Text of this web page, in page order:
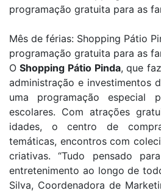
programação gratuita para as
Mês de férias: Shopping Pátio
programação gratuita para as
OShopping Pátio Pinda, que
administração e investimentos
uma programação especial
escolares. Com atrações
idades, o centro de
temáticas, encontros com
criativas. “Tudo pensado
entretenimento ao longo de
Silva, Coordenadora de